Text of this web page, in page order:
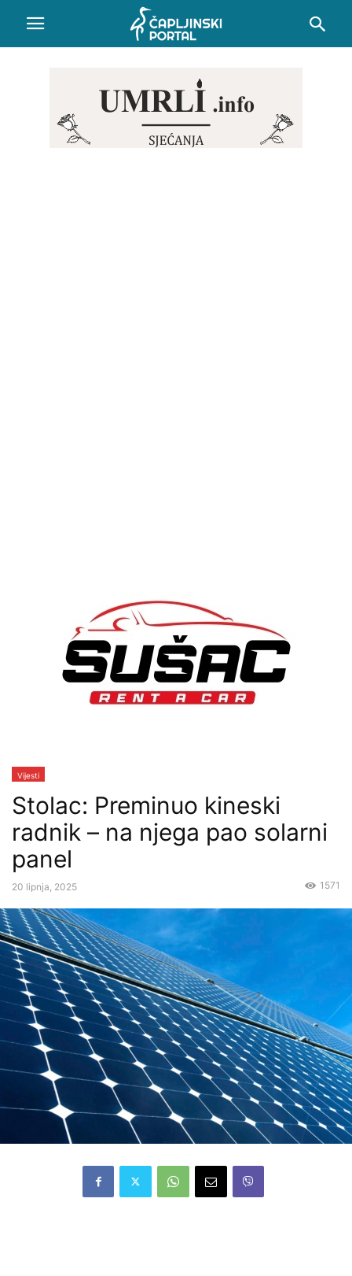
Vijesti
Stolac: Preminuo kineski
radnik – na njega pao solarni
panel
20 lipnja, 2025 1571